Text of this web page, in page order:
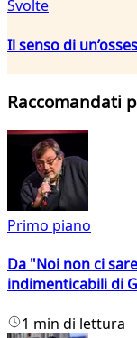
Svolte
Il senso di
Raccomandati
Primo piano
Da "Noi non ci
indimenticabili di
1 min di lettura